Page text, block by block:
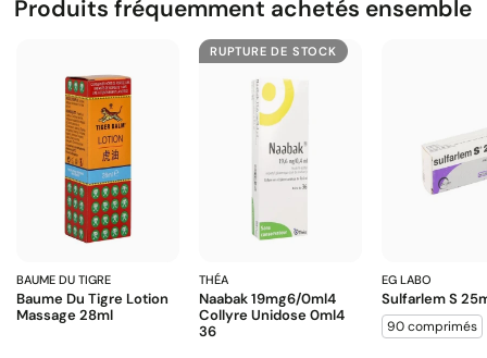
Produits fréquemment achetés ensemble
BAUME DU TIGRE
Baume Du Tigre Lotion
Massage 28ml
RUPTURE DE STOCK
THÉA
Naabak 19mg6/0ml4
Collyre Unidose 0ml4
36
EG LABO
Sulfarlem S
90 comprimés